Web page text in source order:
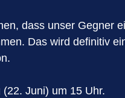
dass unser
Das wird definitiv
Juni) um 15 Uhr.